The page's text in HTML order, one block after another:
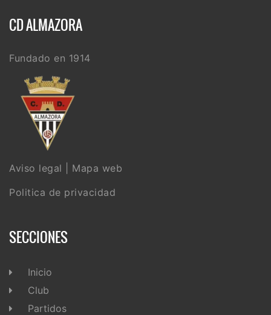
CD ALMAZORA
Fundado en 1914
Aviso legal
Mapa web
Politica de privacidad
SECCIONES
Inicio
Club
Partidos